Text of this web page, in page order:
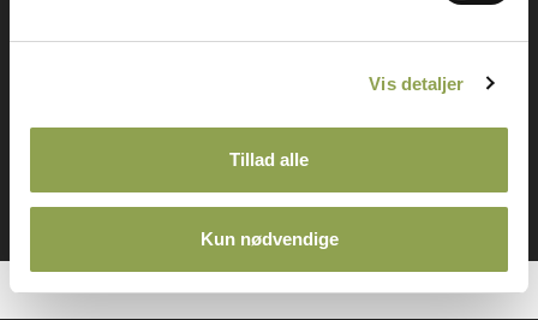
Vis detaljer
Tillad alle
Kun nødvendige